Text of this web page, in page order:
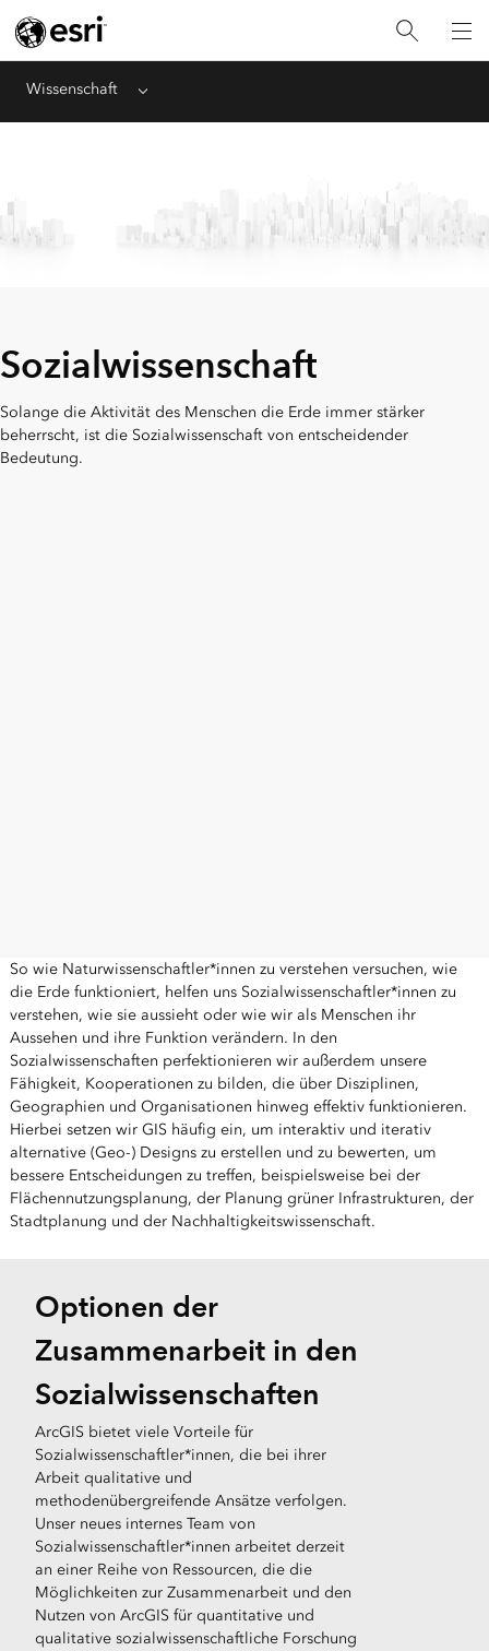
Wissenschaft Menu
Sozialwissenschaft
Solange die Aktivität des Menschen die Erde immer stärker
beherrscht, ist die Sozialwissenschaft von entscheidender
Bedeutung.
So wie Naturwissenschaftler*innen zu verstehen versuchen, wie
die Erde funktioniert, helfen uns Sozialwissenschaftler*innen zu
verstehen, wie sie aussieht oder wie wir als Menschen ihr
Aussehen und ihre Funktion verändern. In den
Sozialwissenschaften perfektionieren wir außerdem unsere
Fähigkeit, Kooperationen zu bilden, die über Disziplinen,
Geographien und Organisationen hinweg effektiv funktionieren.
Hierbei setzen wir GIS häufig ein, um interaktiv und iterativ
alternative (Geo-) Designs zu erstellen und zu bewerten, um
bessere Entscheidungen zu treffen, beispielsweise bei der
Flächennutzungsplanung, der Planung grüner Infrastrukturen, der
Stadtplanung und der Nachhaltigkeitswissenschaft.
Optionen der
Zusammenarbeit in den
Sozialwissenschaften
ArcGIS bietet viele Vorteile für
Sozialwissenschaftler*innen, die bei ihrer
Arbeit qualitative und
methodenübergreifende Ansätze verfolgen.
Unser neues internes Team von
Sozialwissenschaftler*innen arbeitet derzeit
an einer Reihe von Ressourcen, die die
Möglichkeiten zur Zusammenarbeit und den
Nutzen von ArcGIS für quantitative und
qualitative sozialwissenschaftliche Forschung